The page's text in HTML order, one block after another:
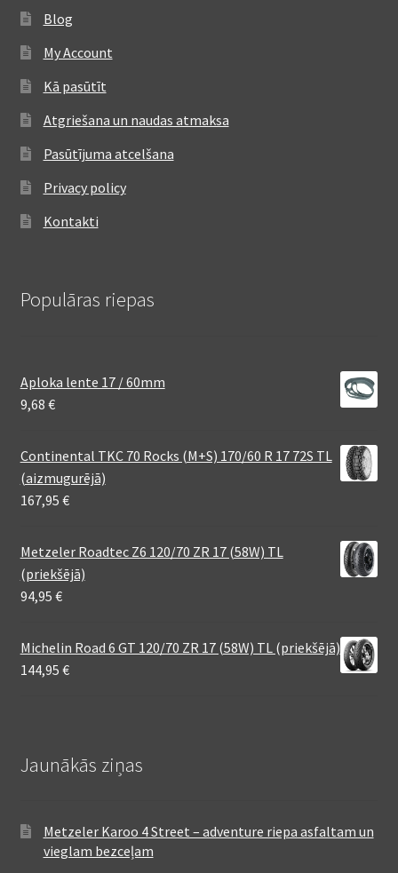
Blog
My Account
Kā pasūtīt
Atgriešana un naudas atmaksa
Pasūtījuma atcelšana
Privacy policy
Kontakti
Populāras riepas
Aploka lente 17 / 60mm
9,68 €
Continental TKC 70 Rocks (M+S) 170/60 R 17 72S TL
(aizmugurējā)
167,95 €
Metzeler Roadtec Z6 120/70 ZR 17 (58W) TL
(priekšējā)
94,95 €
Michelin Road 6 GT 120/70 ZR 17 (58W) TL (priekšējā)
144,95 €
Jaunākās ziņas
Metzeler Karoo 4 Street – adventure riepa asfaltam un
vieglam bezceļam